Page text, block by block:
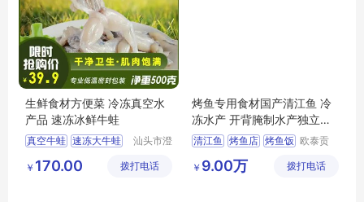
生鲜食材方便菜 冷冻真空水
产品 速冻冰鲜牛蛙
真空牛蛙 速冻大牛蛙
海鲜水产品
汕头市澄
水产有限
￥ 170.00 拨打电话
烤鱼专用食材国产清江鱼 冷
冻水产 开背腌制水产独立包
装
清江鱼 烤鱼店 烤鱼饭
烤鱼爆品
欧泰贡
食品有限
￥ 9.00万 拨打电话